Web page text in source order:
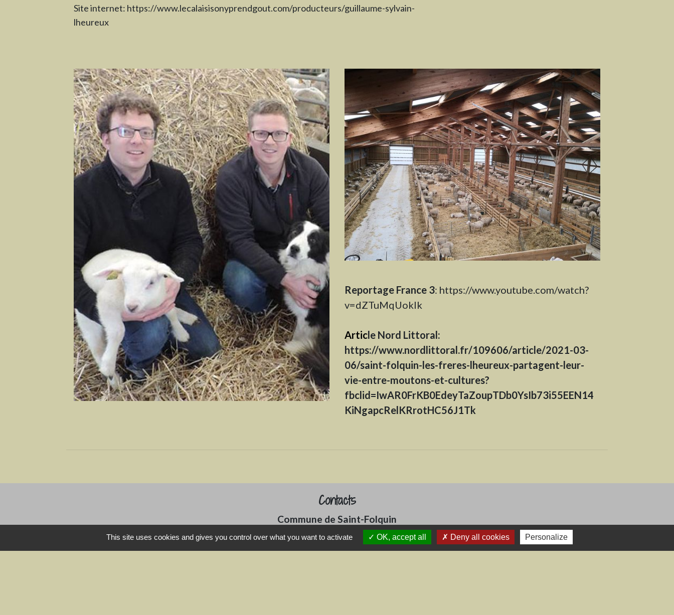
Site internet: https://www.lecalaisisonyprendgout.com/producteurs/guillaume-sylvain-
lheureux
Reportage France 3: https://www.youtube.com/watch?
v=dZTuMqUoklk
Article Nord Littoral:
https://www.nordlittoral.fr/109606/article/2021-03-
06/saint-folquin-les-freres-lheureux-partagent-leur-
vie-entre-moutons-et-cultures?
fbclid=IwAR0FrKB0EdeyTaZoupTDb0YsIb73i55EEN14
KiNgapcRelKRrotHC56J1Tk
Contacts
Commune de Saint-Folquin
4 rue de l'Eglise
62370 Saint-Folquin - FRANCE
This site uses cookies and gives you control over what you want to activate OK, accept all Deny all cookies Personalize